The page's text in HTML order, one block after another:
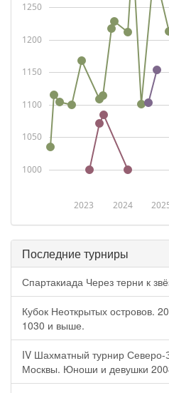
2023 2024
1000
1050
1100
1150
1200
1250
Последние турниры
Спартакиада Через терни к
Кубок Неоткрытых островов.
1030 и выше.
IV Шахматный турнир Северо-
Москвы. Юноши и девушки